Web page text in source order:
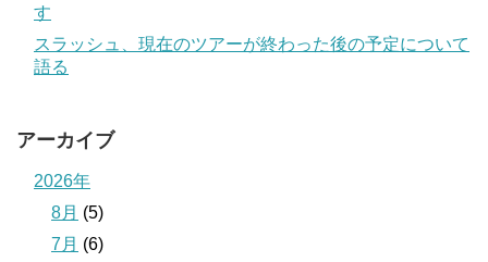
す
スラッシュ、現在のツアーが終わった後の予定について
語る
アーカイブ
2026年
8月 (5)
7月 (6)